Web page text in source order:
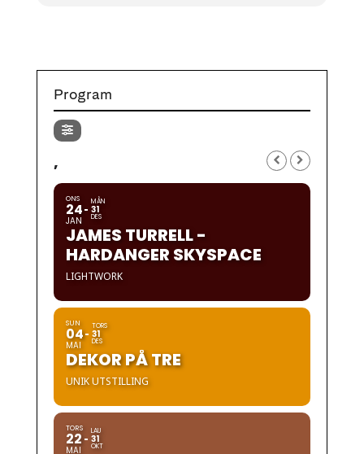
Program
,
ONS
24
JAN
MÅN
31
DES
JAMES TURRELL -
HARDANGER SKYSPACE
LIGHTWORK
SUN
04
MAI
TORS
31
DES
DEKOR PÅ TRE
UNIK UTSTILLING
TORS
22
MAI
LAU
31
OKT